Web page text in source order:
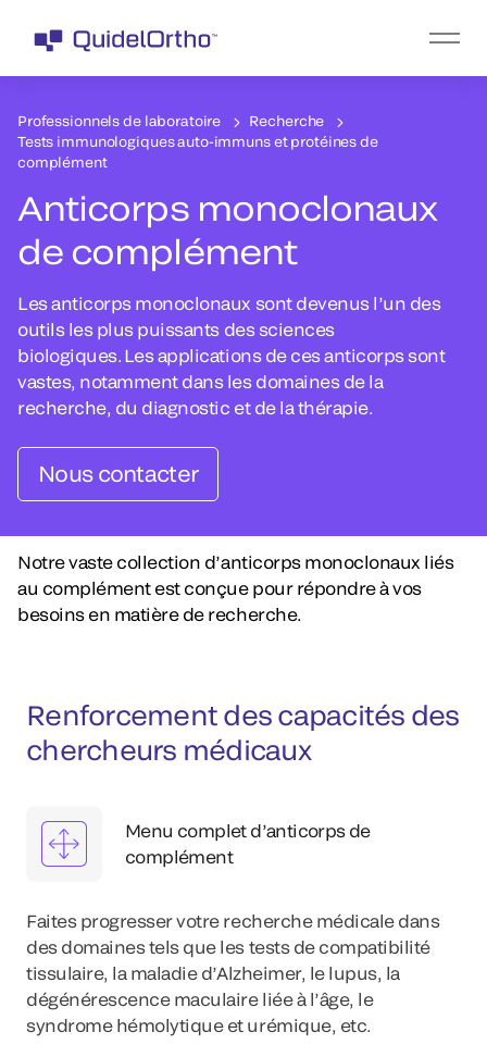
Professionnels de laboratoire
Recherche
Tests immunologiques auto-immuns et protéines de
complément
Anticorps monoclonaux
de complément
Les anticorps monoclonaux sont devenus l’un des
outils les plus puissants des sciences
biologiques. Les applications de ces anticorps sont
vastes, notamment dans les domaines de la
recherche, du diagnostic et de la thérapie.
Nous contacter
Notre vaste collection d’anticorps monoclonaux liés
au complément est conçue pour répondre à vos
besoins en matière de recherche.
Renforcement des capacités des
chercheurs médicaux
Menu complet d’anticorps de
complément
Faites progresser votre recherche médicale dans
des domaines tels que les tests de compatibilité
tissulaire, la maladie d’Alzheimer, le lupus, la
dégénérescence maculaire liée à l’âge, le
syndrome hémolytique et urémique, etc.